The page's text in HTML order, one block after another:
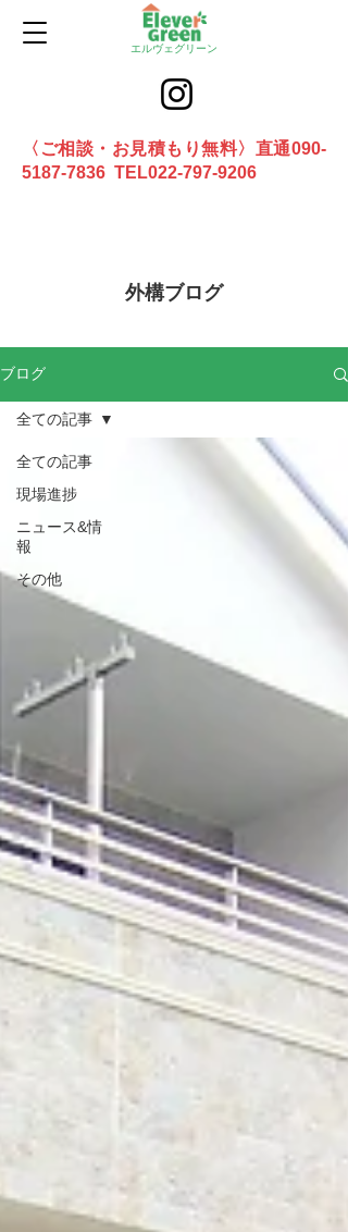
エルヴェグリーン
〈ご相談・お見積もり無料〉直通090-
5187-7836 TEL022-797-9206
外構ブログ
ブログ
全ての記事
現場進捗
ニュース&情
報
その他
全ての記事